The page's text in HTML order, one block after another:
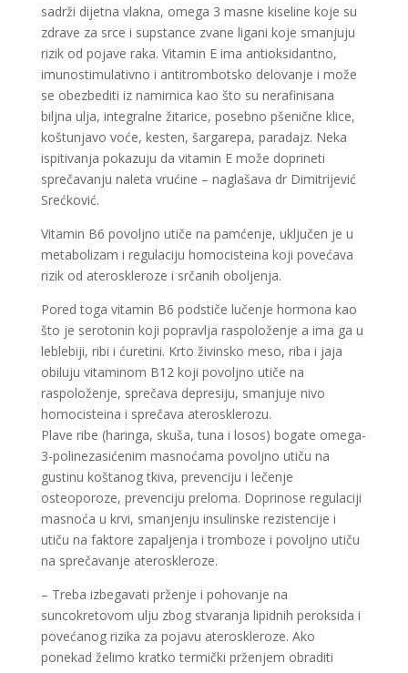
sadrži dijetna vlakna, omega 3 masne kiseline koje su
zdrave za srce i supstance zvane ligani koje smanjuju
rizik od pojave raka. Vitamin E ima antioksidantno,
imunostimulativno i antitrombotsko delovanje i može
se obezbediti iz namirnica kao što su nerafinisana
biljna ulja, integralne žitarice, posebno pšenične klice,
koštunjavo voće, kesten, šargarepa, paradajz. Neka
ispitivanja pokazuju da vitamin E može doprineti
sprečavanju naleta vrućine – naglašava dr Dimitrijević
Srećković.
Vitamin B6 povoljno utiče na pamćenje, uključen je u
metabolizam i regulaciju homocisteina koji povećava
rizik od ateroskleroze i srčanih oboljenja.
Pored toga vitamin B6 podstiče lučenje hormona kao
što je serotonin koji popravlja raspoloženje a ima ga u
leblebiji, ribi i ćuretini. Krto živinsko meso, riba i jaja
obiluju vitaminom B12 koji povoljno utiče na
raspoloženje, sprečava depresiju, smanjuje nivo
homocisteina i sprečava aterosklerozu.
Plave ribe (haringa, skuša, tuna i losos) bogate omega-
3-polinezasićenim masnoćama povoljno utiču na
gustinu koštanog tkiva, prevenciju i lečenje
osteoporoze, prevenciju preloma. Doprinose regulaciji
masnoća u krvi, smanjenju insulinske rezistencije i
utiču na faktore zapaljenja i tromboze i povoljno utiču
na sprečavanje ateroskleroze.
– Treba izbegavati prženje i pohovanje na
suncokretovom ulju zbog stvaranja lipidnih peroksida i
povećanog rizika za pojavu ateroskleroze. Ako
ponekad želimo kratko termički prženjem obraditi